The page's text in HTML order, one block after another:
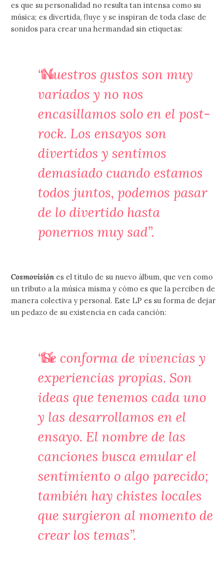
es que su personalidad no resulta tan intensa como su
música; es divertida, fluye y se inspiran de toda clase de
sonidos para crear una hermandad sin etiquetas:
“Nuestros gustos son muy
variados y no nos
encasillamos solo en el post-
rock. Los ensayos son
divertidos y sentimos
demasiado cuando estamos
todos juntos, podemos pasar
de lo divertido hasta
ponernos muy sad”.
Cosmovisión es el título de su nuevo álbum, que ven como
un tributo a la música misma y cómo es que la perciben de
manera colectiva y personal. Este LP es su forma de dejar
un pedazo de su existencia en cada canción:
“Se conforma de vivencias y
experiencias propias. Son
ideas que tenemos cada uno
y las desarrollamos en el
ensayo. El nombre de las
canciones busca emular el
sentimiento o algo parecido;
también hay chistes locales
que surgieron al momento de
crear los temas”.